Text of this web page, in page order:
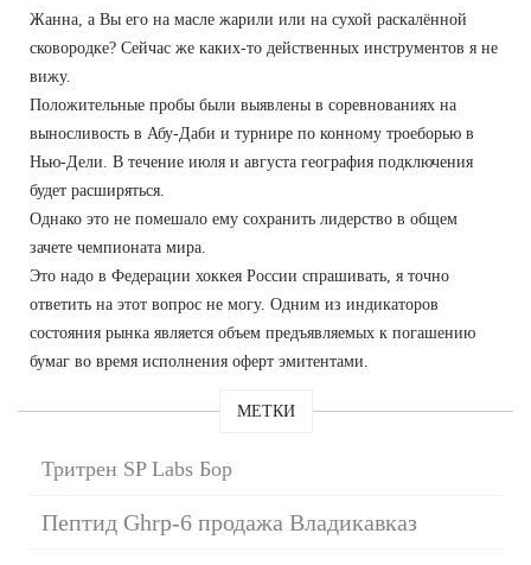
Жанна, а Вы его на масле жарили или на сухой раскалённой
сковородке? Сейчас же каких-то действенных инструментов я не
вижу.
Положительные пробы были выявлены в соревнованиях на
выносливость в Абу-Даби и турнире по конному троеборью в
Нью-Дели. В течение июля и августа география подключения
будет расширяться.
Однако это не помешало ему сохранить лидерство в общем
зачете чемпионата мира.
Это надо в Федерации хоккея России спрашивать, я точно
ответить на этот вопрос не могу. Одним из индикаторов
состояния рынка является объем предъявляемых к погашению
бумаг во время исполнения оферт эмитентами.
МЕТКИ
Тритрен SP Labs Бор
Пептид Ghrp-6 продажа Владикавказ